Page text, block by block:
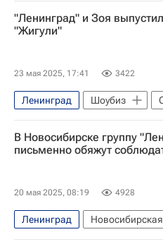
Сергей Гаврилов
Госдума РФ
КПРФ
"Ленинград" и Зоя
"Жигули"
23 мая 2025, 17:41 3422
Ленинград Шоубиз
В Новосибирске группу
письменно обяжут
20 мая 2025, 08:19 4928
Ленинград
Новосибирск